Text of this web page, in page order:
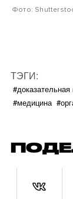
Фото:
ТЭГИ:
#медицина